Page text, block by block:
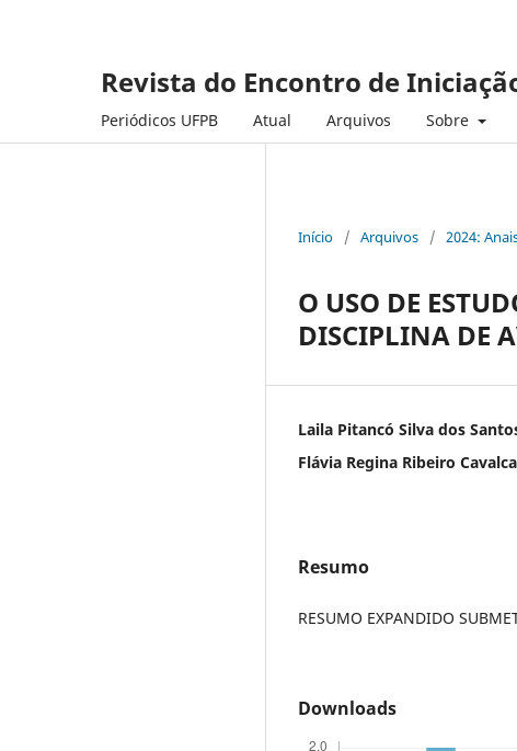
Revista do Encontro de
Periódicos UFPB Atual Arquivos Sobre
Início / Arquivos / 2024:
O USO DE
DISCIPLINA DE
Laila Pitancó Silva dos
Flávia Regina Ribeiro
Resumo
RESUMO EXPANDIDO
Downloads